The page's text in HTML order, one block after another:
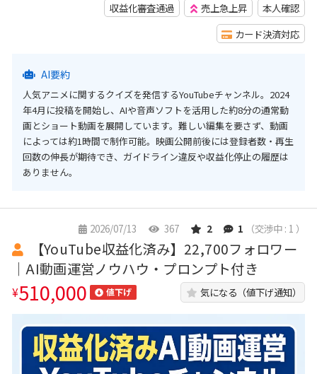
収益化審査通過 売上急上昇
本人確認
カード決済対応
AI要約
人気アニメに関するクイズを発信するYouTubeチャンネル。2024
年4月に投稿を開始し、AIや音声ソフトを活用した約8分の通常動
画とショート動画を展開しています。難しい編集を要さず、動画
によっては約1時間で制作可能。映画公開前後には登録者数・再生
回数の伸長が期待でき、ガイドライン違反や収益化停止の履歴は
ありません。
2026/07/13 367 2 1 （交渉中 : 1 ）
【YouTube収益化済み】22,700フォロワー
｜AI動画運営ノウハウ・プロンプト付き
¥510,000 値下げ 気になる（値下げ通知）